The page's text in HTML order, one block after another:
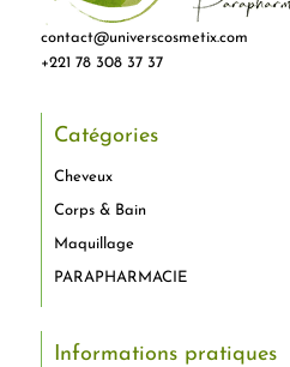
contact@universcosmetix.com
+221 78 308 37 37
Catégories
Cheveux
Corps & Bain
Maquillage
PARAPHARMACIE
Informations pratiques